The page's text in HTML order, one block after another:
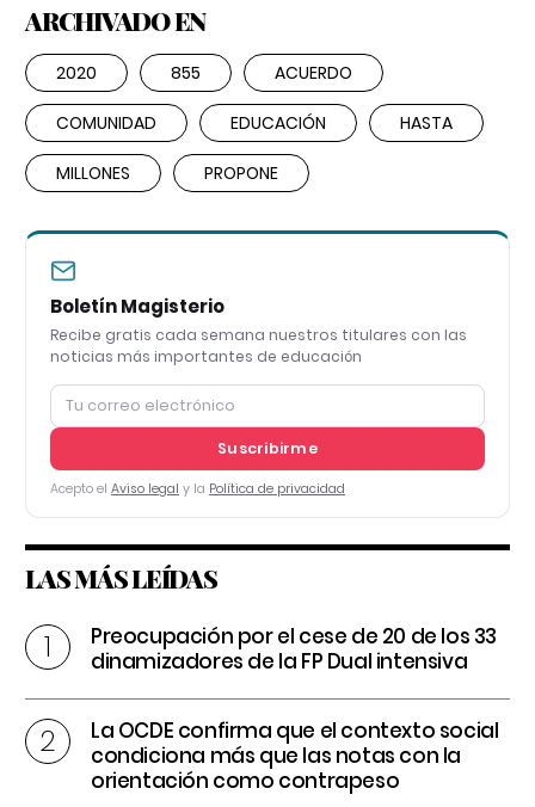
ARCHIVADO EN
2020 855 ACUERDO
COMUNIDAD EDUCACIÓN HASTA
MILLONES PROPONE
Boletín Magisterio
Recibe gratis cada semana nuestros titulares con las
noticias más importantes de educación
Suscribirme
Acepto el Aviso legal y la Política de privacidad
LAS MÁS LEÍDAS
Preocupación por el cese de 20 de los 33
dinamizadores de la FP Dual intensiva
La OCDE confirma que el contexto social
condiciona más que las notas con la
orientación como contrapeso